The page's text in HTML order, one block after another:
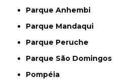
Parque Anhembi
Parque Mandaqui
Parque Peruche
Parque São Domingos
Pompéia